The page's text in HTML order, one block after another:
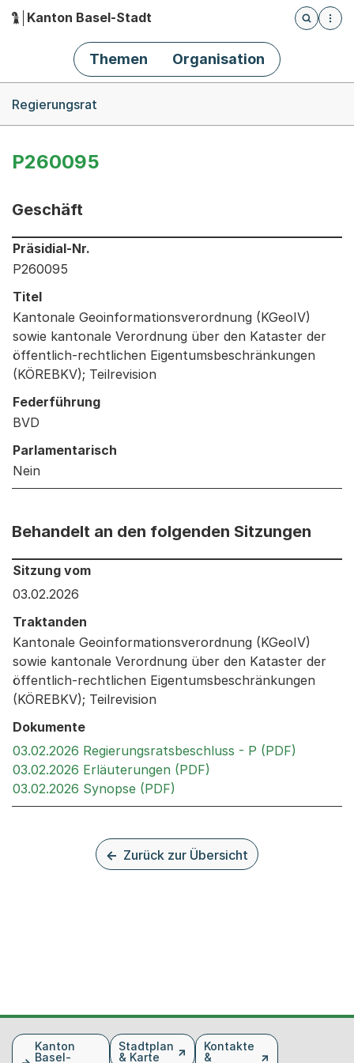
Hauptnavigation
Kanton Basel-Stadt
Öffnet
Themen Organisation
Regierungsrat
P260095
Geschäft
Informationen zum Ausgewählten Geschäft
Präsidial-Nr.
P260095
Titel
Kantonale Geoinformationsverordnung (KGeoIV)
sowie kantonale Verordnung über den Kataster der
öffentlich-rechtlichen Eigentumsbeschränkungen
(KÖREBKV); Teilrevision
Federführung
BVD
Parlamentarisch
Nein
Behandelt an den folgenden Sitzungen
Behandelt an den folgenden Sitzungen: Informationen
Sitzung vom
03.02.2026
Traktanden
Kantonale Geoinformationsverordnung (KGeoIV)
sowie kantonale Verordnung über den Kataster der
öffentlich-rechtlichen Eigentumsbeschränkungen
(KÖREBKV); Teilrevision
Dokumente
03.02.2026 Regierungsratsbeschluss - P (PDF)
03.02.2026 Erläuterungen (PDF)
03.02.2026 Synopse (PDF)
Zurück zur Übersicht
FusszeileKanton
Basel-
Stadtplan
& Karte
Kontakte
&